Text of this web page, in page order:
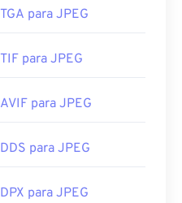
TGA para JPEG
TIF para JPEG
AVIF para JPEG
DDS para JPEG
DPX para JPEG